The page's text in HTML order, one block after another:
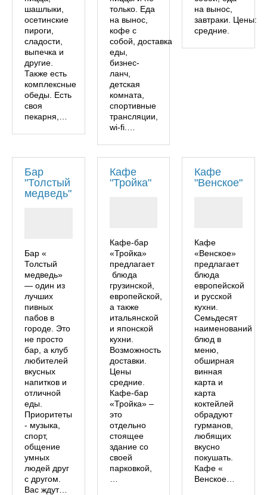
шашлыки,
осетинские
пироги,
сладости,
выпечка и
другие.
Также есть
комплексные
обеды. Есть
своя
пекарня,…
только. Еда
на вынос,
кофе с
собой, доставка
еды,
бизнес-
ланч,
детская
комната,
спортивные
трансляции,
wi-fi.…
на вынос,
завтраки. Цены:
средние.
Бар
"Толстый
медведь"
Бар «
Толстый
медведь»
— один из
лучших
пивных
пабов в
городе. Это
не просто
бар, а клуб
любителей
вкусных
напитков и
отличной
еды.
Приоритеты
- музыка,
спорт,
общение
умных
людей друг
с другом.
Вас ждут…
Кафе
"Тройка"
Кафе-бар
«Тройка»
предлагает
блюда
грузинской,
европейской,
а также
итальянской
и японской
кухни.
Возможность
доставки.
Цены
средние.
Кафе-бар
«Тройка» –
это
отдельно
стоящее
здание со
своей
парковкой,
Кафе
"Венское"
Кафе
«Венское»
предлагает
блюда
европейской
и русской
кухни.
Семьдесят
наименований
блюд в
меню,
обширная
винная
карта и
карта
коктейлей
обрадуют
гурманов,
любящих
вкусно
покушать.
Кафе «
Венское…